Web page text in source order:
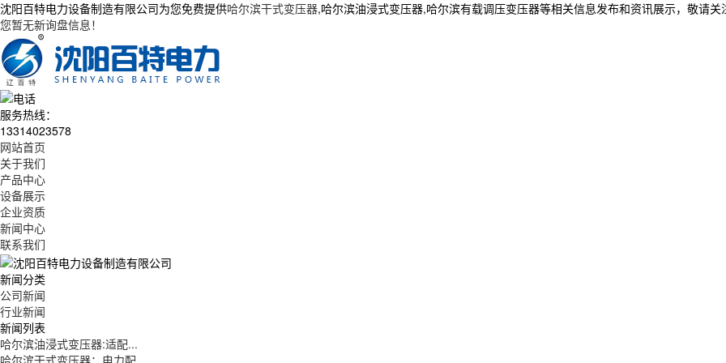
沈阳百特电力设备制造有限公司为您免费提供哈尔滨干式变压器,哈尔滨油浸式变压器,哈尔滨有载调压变压器等相关信息发布和资讯展示，敬请关
您暂无新询盘信息！
服务热线：
13314023578
网站首页
关于我们
产品中心
设备展示
企业资质
新闻中心
联系我们
新闻分类
公司新闻
行业新闻
新闻列表
哈尔滨油浸式变压器:适配...
哈尔滨干式变压器：电力配...